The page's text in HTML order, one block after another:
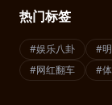
热门标签
#娱乐八卦 #
#网红翻车
#